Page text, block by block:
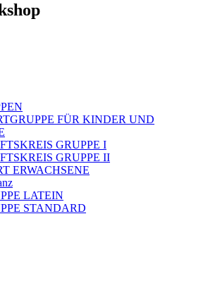
FÜR KINDER UND
GRUPPE I
GRUPPE II
ERWACHSENE
LATEIN
STANDARD